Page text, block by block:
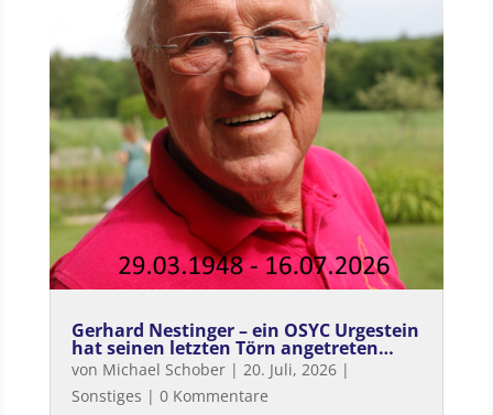
Gerhard Nestinger – ein OSYC Urgestein
hat seinen letzten Törn angetreten…
von Michael Schober| 20. Juli, 2026|
Sonstiges | 0 Kommentare